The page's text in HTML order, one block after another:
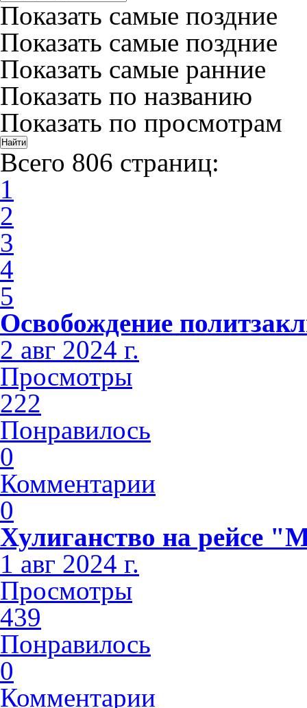
Показать самые поздние
Показать самые поздние
Показать самые ранние
Показать по названию
Показать по просмотрам
Всего 806 страниц:
1
2
3
4
5
Освобождение
2 авг 2024 г.
Просмотры
222
Понравилось
0
Комментарии
0
Хулиганство на рейсе
1 авг 2024 г.
Просмотры
439
Понравилось
0
Комментарии